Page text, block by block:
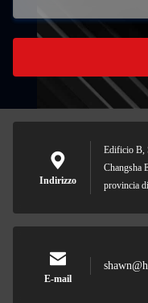
Indirizzo
Edificio B,
Changsha
provincia
E-mail